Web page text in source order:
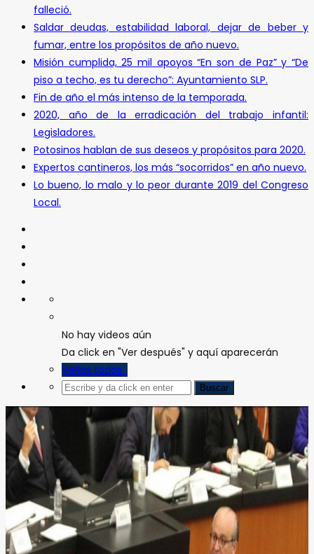
falleció.
Saldar deudas, estabilidad laboral, dejar de beber y
fumar, entre los propósitos de año nuevo.
Misión cumplida, 25 mil apoyos “En son de Paz” y “De
piso a techo, es tu derecho”: Ayuntamiento SLP.
Fin de año el más intenso de la temporada.
2020, año de la erradicación del trabajo infantil:
Legisladores.
Potosinos hablan de sus deseos y propósitos para 2020.
Expertos cantineros, los más “socorridos” en año nuevo.
Lo bueno, lo malo y lo peor durante 2019 del Congreso
Local.
No hay videos aún
Da click en "Ver después" y aquí aparecerán
Verlos todos